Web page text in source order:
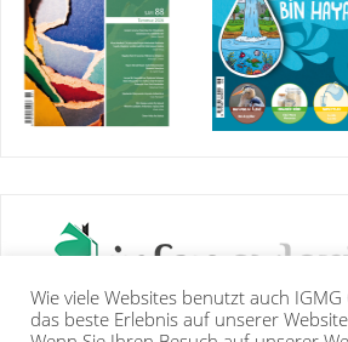
Wie viele Websites benutzt auch
das beste Erlebnis auf unserer